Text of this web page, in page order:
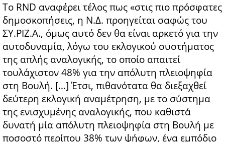
Το RND αναφέρει τέλος πως «στις πιο πρόσφατες
δημοσκοπήσεις, η Ν.Δ. προηγείται σαφώς του
ΣΥ.ΡΙΖ.Α., όμως αυτό δεν θα είναι αρκετό για την
αυτοδυναμία, λόγω του εκλογικού συστήματος
της απλής αναλογικής, το οποίο απαιτεί
τουλάχιστον 48% για την απόλυτη πλειοψηφία
στη Βουλή. […] Έτσι, πιθανότατα θα διεξαχθεί
δεύτερη εκλογική αναμέτρηση, με το σύστημα
της ενισχυμένης αναλογικής, που καθιστά
δυνατή μία απόλυτη πλειοψηφία στη Βουλή με
ποσοστό περίπου 38% των ψήφων, ένα εμπόδιο